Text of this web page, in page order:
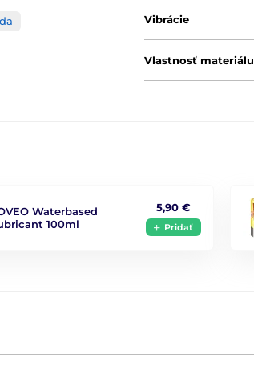
Vibrácie
Vlastnosť materiálu
Waterbased
100ml
5,90 €
Pridať